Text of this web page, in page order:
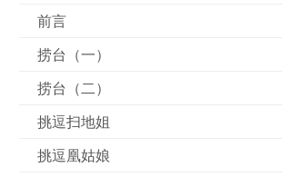
前言
捞台（一）
捞台（二）
挑逗扫地姐
挑逗凰姑娘